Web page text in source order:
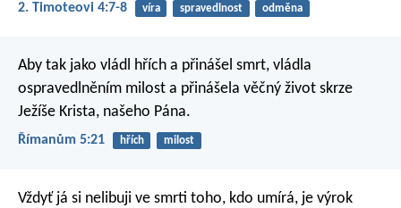
2. Timoteovi 4:7-8 víra spravedlnost odměna
Aby tak jako vládl hřích a přinášel smrt, vládla
ospravedlněním milost a přinášela věčný život skrze
Ježíše Krista, našeho Pána.
Římanům 5:21 hřích milost
Vždyť já si nelibuji ve smrti toho, kdo umírá, je výrok